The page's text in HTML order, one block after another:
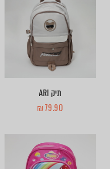
תיק ARI
₪79.90